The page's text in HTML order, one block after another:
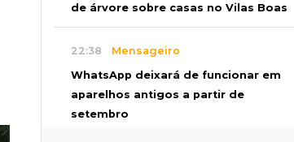
de árvore sobre casas no Vilas Boas
22:38 Mensageiro
WhatsApp deixará de funcionar em
aparelhos antigos a partir de
setembro